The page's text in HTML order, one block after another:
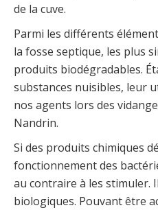
de la cuve.
Parmi les différents
la fosse septique, les plus
produits biodégradables.
substances nuisibles, leur
nos agents lors des
Nandrin.
Si des produits chimiques
fonctionnement des
au contraire à les stimuler.
biologiques. Pouvant être